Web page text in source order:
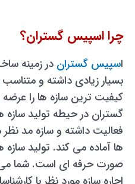
چرا اسپیس گستران؟
اسپیس گستران در زمینه
بسیار زیادی داشته و متناسب
کیفیت ترین سازه ها را
گستران در حیطه تولید سازه
فعالیت داشته و سازه مد نظر
ها آماده می کند. تولید
صورت حرفه ای است. شما می